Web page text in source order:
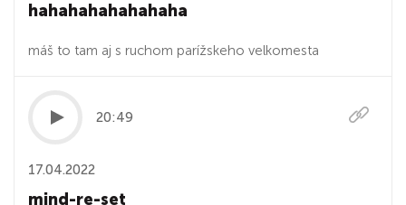
hahahahahahahaha
máš to tam aj s ruchom parížskeho velkomesta
20:49
17.04.2022
mind-re-set